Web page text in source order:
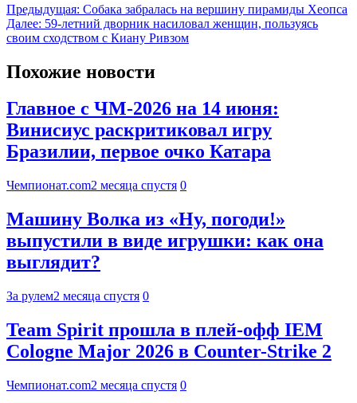
Предыдущая: Собака забралась на вершину пирамиды Хеопса
Далее: 59-летний дворник насиловал женщин, пользуясь
своим сходством с Киану Ривзом
Похожие новости
Главное с ЧМ-2026 на 14 июня:
Винисиус раскритиковал игру
Бразилии, первое очко Катара
Чемпионат.com2 месяца спустя 0
Машину Волка из «Ну, погоди!»
выпустили в виде игрушки: как она
выглядит?
За рулем2 месяца спустя 0
Team Spirit прошла в плей-офф IEM
Cologne Major 2026 в Counter-Strike 2
Чемпионат.com2 месяца спустя 0